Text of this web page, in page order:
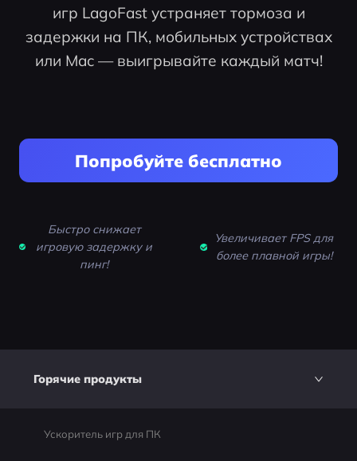
игр LagoFast устраняет тормоза и
задержки на ПК, мобильных устройствах
или Mac — выигрывайте каждый матч!
Попробуйте бесплатно
Быстро снижает
игровую задержку и
пинг!
Увеличивает FPS для
более плавной игры!
Горячие продукты
Ускоритель игр для ПК